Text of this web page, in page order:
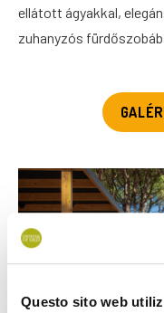
Questo sito web
ellátott ágyakkal,
zuhanyzós